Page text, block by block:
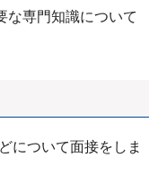
な専門知識について
について面接をしま